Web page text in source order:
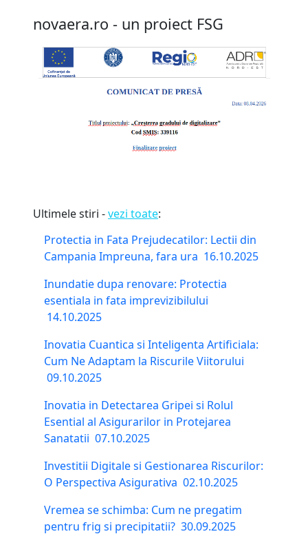
novaera.ro - un proiect FSG
Ultimele stiri -vezi toate:
Protectia in Fata Prejudecatilor: Lectii din
Campania Impreuna, fara ura 16.10.2025
Inundatie dupa renovare: Protectia
esentiala in fata imprevizibilului
14.10.2025
Inovatia Cuantica si Inteligenta Artificiala:
Cum Ne Adaptam la Riscurile Viitorului
09.10.2025
Inovatia in Detectarea Gripei si Rolul
Esential al Asigurarilor in Protejarea
Sanatatii 07.10.2025
Investitii Digitale si Gestionarea Riscurilor:
O Perspectiva Asigurativa 02.10.2025
Vremea se schimba: Cum ne pregatim
pentru frig si precipitatii? 30.09.2025